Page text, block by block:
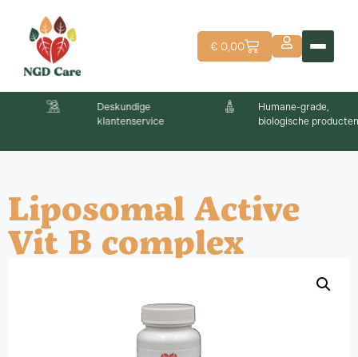
€ 0,00
Deskundige
klantenservice
Humane-grade,
biologische producten
Liposomal Active
Vit B complex